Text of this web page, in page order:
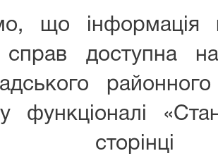
що інформація
справ доступна
у функціоналі